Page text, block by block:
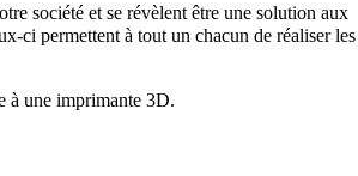
société et se révèlent être une solution aux
ci permettent à tout un chacun de réaliser les
à une imprimante 3D.